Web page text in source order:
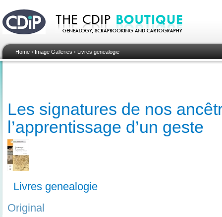
Home › Image Galleries › Livres genealogie
Les signatures de nos
l’apprentissage d’un geste
Livres genealogie
Original